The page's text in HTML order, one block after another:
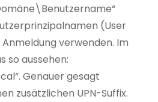
(User
verwenden. Im
so aussehen:
Genauer gesagt
zusätzlichen UPN-Suffix.